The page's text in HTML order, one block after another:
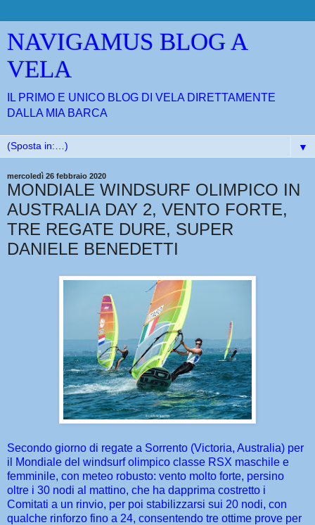
NAVIGAMUS BLOG A
VELA
IL PRIMO E UNICO BLOG DI VELA DIRETTAMENTE
DALLA MIA BARCA
▼
mercoledì 26 febbraio 2020
MONDIALE WINDSURF OLIMPICO IN
AUSTRALIA DAY 2, VENTO FORTE,
TRE REGATE DURE, SUPER
DANIELE BENEDETTI
Secondo giorno di regate a Sorrento (Victoria, Australia) per
il Mondiale del windsurf olimpico classe RSX maschile e
femminile, con meteo robusto: vento molto forte, persino
oltre i 30 nodi al mattino, che ha dapprima costretto i
Comitati a un rinvio, per poi stabilizzarsi sui 20 nodi, con
qualche rinforzo fino a 24, consentendo tre ottime prove per